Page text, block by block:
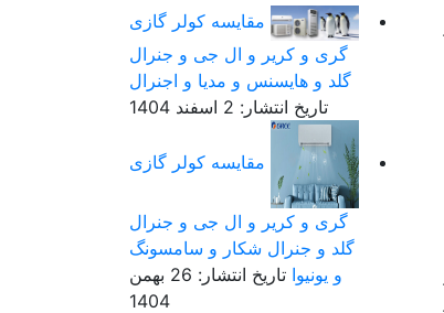
مقایسه کولر گازی
گری و کریر و ال جی و جنرال
گلد و هایسنس و مدیا و اجنرال
تاریخ انتشار: 2 اسفند 1404
مقایسه کولر گازی
گری و کریر و ال جی و جنرال
گلد و جنرال شکار و سامسونگ
و یونیوا
تاریخ انتشار: 26 بهمن
1404